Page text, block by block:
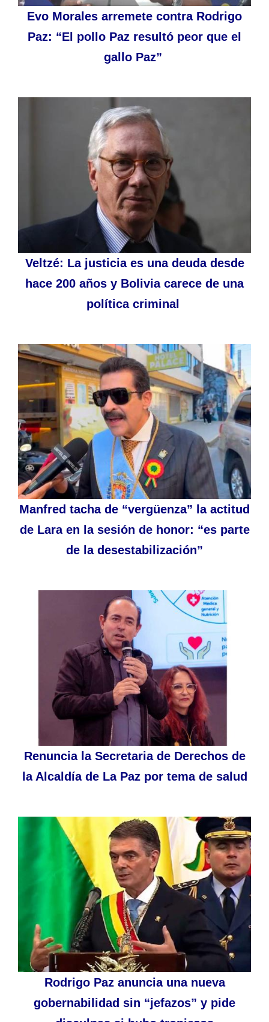
Evo Morales arremete contra Rodrigo
Paz: “El pollo Paz resultó peor que el
gallo Paz”
Veltzé: La justicia es una deuda desde
hace 200 años y Bolivia carece de una
política criminal
Manfred tacha de “vergüenza” la actitud
de Lara en la sesión de honor: “es parte
de la desestabilización”
Renuncia la Secretaria de Derechos de
la Alcaldía de La Paz por tema de salud
Rodrigo Paz anuncia una nueva
gobernabilidad sin “jefazos” y pide